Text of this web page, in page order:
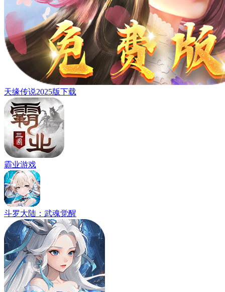
天缘传说2025版下载
霸业游戏
斗罗大陆：武魂觉醒